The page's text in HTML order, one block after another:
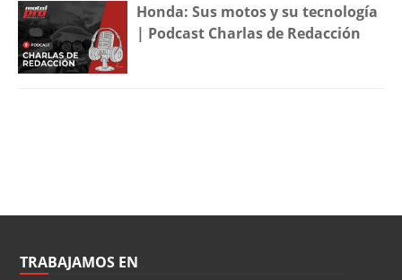
Honda: Sus motos y su tecnología
| Podcast Charlas de Redacción
TRABAJAMOS EN